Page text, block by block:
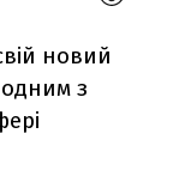
новий
з